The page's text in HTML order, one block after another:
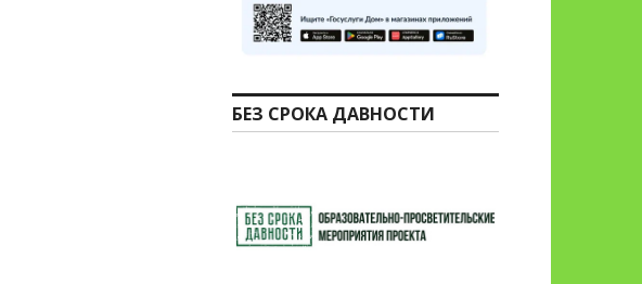
БЕЗ СРОКА ДАВНОСТИ